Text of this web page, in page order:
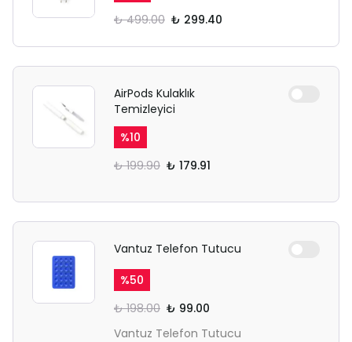
₺ 499.00 ₺ 299.40
AirPods Kulaklık
Temizleyici
%10
₺ 199.90 ₺ 179.91
Vantuz Telefon Tutucu
%50
₺ 198.00 ₺ 99.00
Vantuz Telefon Tutucu
Ödeme ekranı gizli sekmede
açılmayabilir.
Lütfen normal Safari
sekmesinden giriş yapın.